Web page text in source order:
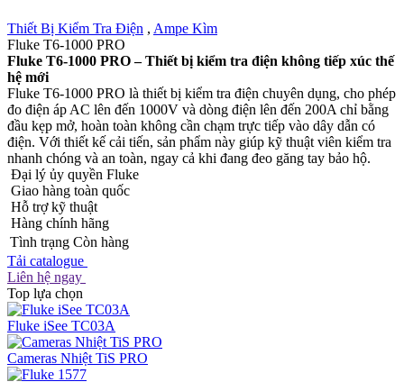
Thiết Bị Kiểm Tra Điện , Ampe Kìm
Fluke T6-1000 PRO
Fluke T6-1000 PRO – Thiết bị kiểm tra điện không tiếp xúc thế
hệ mới
Fluke T6-1000 PRO là thiết bị kiểm tra điện chuyên dụng, cho phép
đo điện áp AC lên đến 1000V và dòng điện lên đến 200A chỉ bằng
đầu kẹp mở, hoàn toàn không cần chạm trực tiếp vào dây dẫn có
điện. Với thiết kế cải tiến, sản phẩm này giúp kỹ thuật viên kiểm tra
nhanh chóng và an toàn, ngay cả khi đang đeo găng tay bảo hộ.
Đại lý ủy quyền Fluke
Giao hàng toàn quốc
Hỗ trợ kỹ thuật
Hàng chính hãng
Tình trạng Còn hàng
Tải catalogue
Liên hệ ngay
Top lựa chọn
Fluke iSee TC03A
Cameras Nhiệt TiS PRO